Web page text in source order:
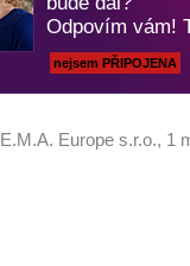
Odpovím vám!
nejsem PŘIPOJENA
E.M.A. Europe s.r.o., 1